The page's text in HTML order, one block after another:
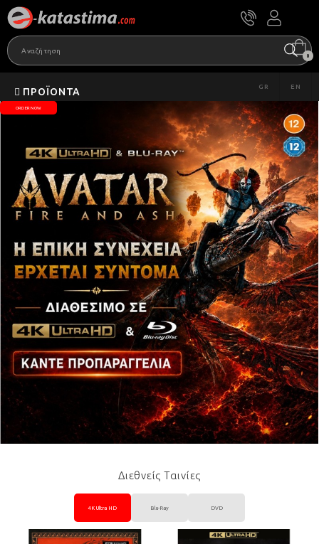
0
ΠΡΟΪΌΝΤΑ GR EN
ORDER NOW
Διεθνείς Ταινίες
4K Ultra HD Blu-Ray DVD